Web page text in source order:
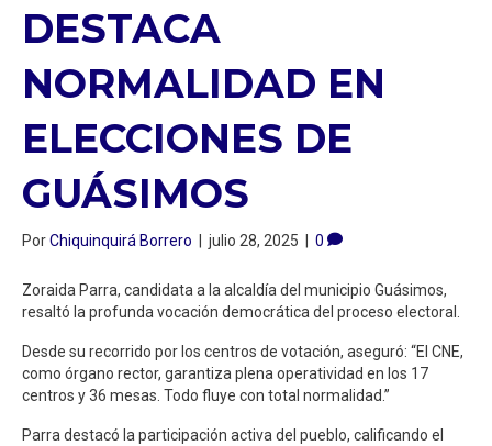
DESTACA
NORMALIDAD EN
ELECCIONES DE
GUÁSIMOS
PorChiquinquirá Borrero | julio 28, 2025 | 0
Zoraida Parra, candidata a la alcaldía del municipio Guásimos,
resaltó la profunda vocación democrática del proceso electoral.
Desde su recorrido por los centros de votación, aseguró: “El CNE,
como órgano rector, garantiza plena operatividad en los 17
centros y 36 mesas. Todo fluye con total normalidad.”
Parra destacó la participación activa del pueblo, calificando el